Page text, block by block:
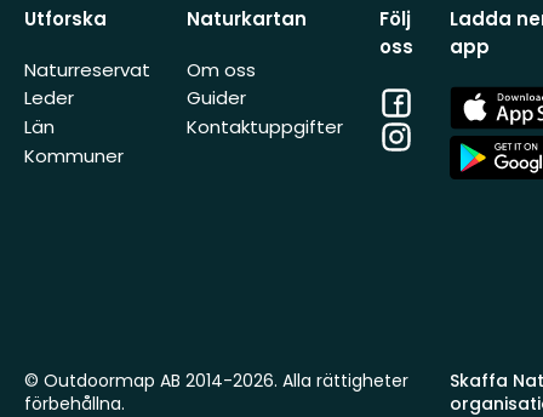
Utforska
Naturreservat
Leder
Län
Kommuner
Naturkartan
Om oss
Guider
Kontaktuppgifter
Följ
oss
Facebook
Instagram
Ladda
app
App
Store
App
Store
Skaffa
© Outdoormap AB 2014-2026. Alla rättigheter
förbehållna.